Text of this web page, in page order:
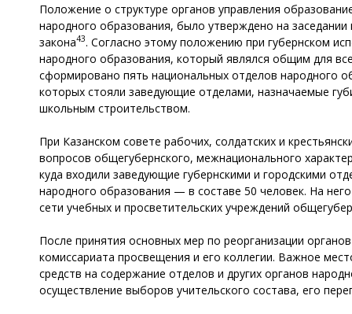
Положение о структуре органов управления
народного образования, было утверждено на заседании
закона43. Согласно этому положению при губернском
народного образования, который являлся общим для
сформировано пять национальных отделов народного
которых стояли заведующие отделами, назначаемые
школьным строительством.
При Казанском совете рабочих, солдатских и
вопросов общегубернского, межнационального
куда входили заведующие губернскими и городскими
народного образования — в составе 50 человек. На
сети учебных и просветительских учреждений
После принятия основных мер по реорганизации
комиссариата просвещения и его коллегии. Важное
средств на содержание отделов и других органов
осуществление выборов учительского состава, его